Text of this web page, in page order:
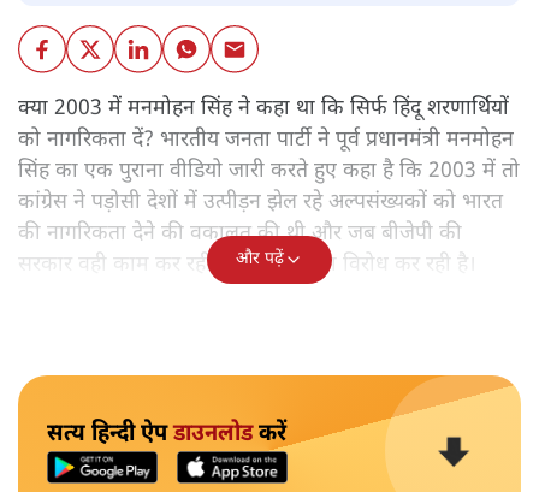
क्या 2003 में मनमोहन सिंह ने कहा था कि सिर्फ हिंदू शरणार्थियों
को नागरिकता दें? भारतीय जनता पार्टी ने पूर्व प्रधानमंत्री मनमोहन
सिंह का एक पुराना वीडियो जारी करते हुए कहा है कि 2003 में तो
कांग्रेस ने पड़ोसी देशों में उत्पीड़न झेल रहे अल्पसंख्यकों को भारत
की नागरिकता देने की वकालत की थी और जब बीजेपी की
सरकार वही काम कर रही है तो वह उसका विरोध कर रही है।
और पढ़ें
सत्य हिन्दी ऐपडाउनलोडकरें